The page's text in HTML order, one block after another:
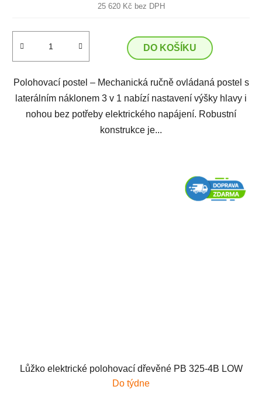
25 620 Kč bez DPH
DO KOŠÍKU
Polohovací postel – Mechanická ručně ovládaná postel s
laterálním náklonem 3 v 1 nabízí nastavení výšky hlavy i
nohou bez potřeby elektrického napájení. Robustní
konstrukce je...
Lůžko elektrické polohovací dřevěné PB 325-4B LOW
Do týdne